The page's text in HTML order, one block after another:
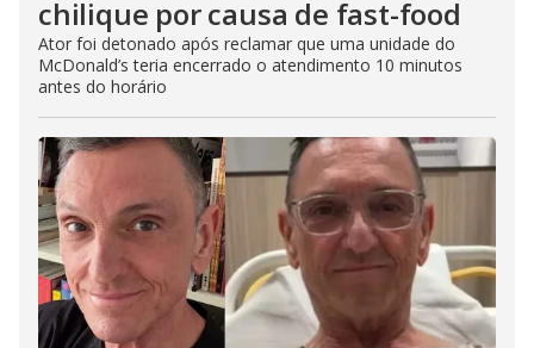
chilique por causa de fast-food
Ator foi detonado após reclamar que uma unidade do
McDonald’s teria encerrado o atendimento 10 minutos
antes do horário